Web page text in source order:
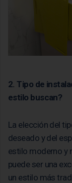
2. Tipo de
estilo buscan?
La elección del
deseado y del
estilo moderno y
puede ser una
un estilo más